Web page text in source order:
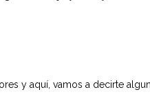
y aquí, vamos a decirte